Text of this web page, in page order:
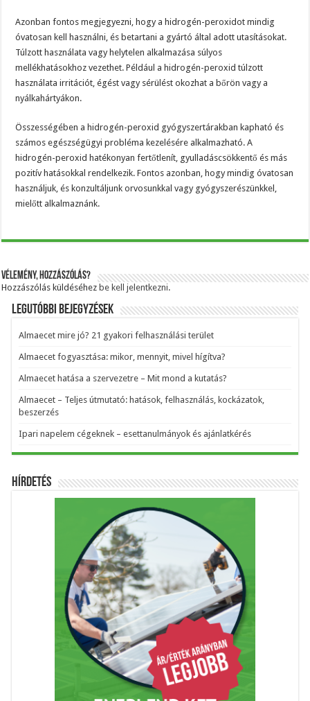
Azonban fontos megjegyezni, hogy a hidrogén-peroxidot mindig
óvatosan kell használni, és betartani a gyártó által adott utasításokat.
Túlzott használata vagy helytelen alkalmazása súlyos
mellékhatásokhoz vezethet. Például a hidrogén-peroxid túlzott
használata irritációt, égést vagy sérülést okozhat a bőrön vagy a
nyálkahártyákon.
Összességében a hidrogén-peroxid gyógyszertárakban kapható és
számos egészségügyi probléma kezelésére alkalmazható. A
hidrogén-peroxid hatékonyan fertőtlenít, gyulladáscsökkentő és más
pozitív hatásokkal rendelkezik. Fontos azonban, hogy mindig óvatosan
használjuk, és konzultáljunk orvosunkkal vagy gyógyszerészünkkel,
mielőtt alkalmaznánk.
Vélemény, hozzászólás?
Hozzászólás küldéséhez be kell jelentkezni.
Legutóbbi bejegyzések
Almaecet mire jó? 21 gyakori felhasználási terület
Almaecet fogyasztása: mikor, mennyit, mivel hígítva?
Almaecet hatása a szervezetre – Mit mond a kutatás?
Almaecet – Teljes útmutató: hatások, felhasználás, kockázatok,
beszerzés
Ipari napelem cégeknek – esettanulmányok és ajánlatkérés
Hírdetés